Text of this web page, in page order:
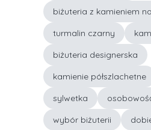
biżuteria z kamieniem
turmalin czarny
biżuteria designerska
kamienie półszlachetne
sylwetka
wybór biżuterii